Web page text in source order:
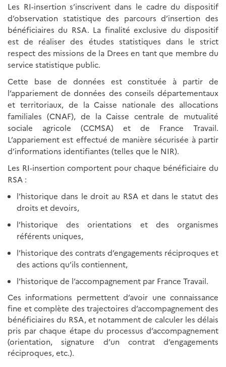
Les RI-insertion s’inscrivent dans le cadre du dispositif
d’observation statistique des parcours d’insertion des
bénéficiaires du RSA. La finalité exclusive du dispositif
est de réaliser des études statistiques dans le strict
respect des missions de la Drees en tant que membre du
service statistique public.
Cette base de données est constituée à partir de
l’appariement de données des conseils départementaux
et territoriaux, de la Caisse nationale des allocations
familiales (CNAF), de la Caisse centrale de mutualité
sociale agricole (CCMSA) et de France Travail.
L’appariement est effectué de manière sécurisée à partir
d’informations identifiantes (telles que le NIR).
Les RI-insertion comportent pour chaque bénéficiaire du
RSA :
l’historique dans le droit au RSA et dans le statut des
droits et devoirs,
l’historique des orientations et des organismes
référents uniques,
l’historique des contrats d’engagements réciproques et
des actions qu’ils contiennent,
l’historique de l’accompagnement par France Travail.
Ces informations permettent d’avoir une connaissance
fine et complète des trajectoires d’accompagnement des
bénéficiaires du RSA, et notamment de calculer les délais
pris par chaque étape du processus d’accompagnement
(orientation, signature d’un contrat d’engagements
réciproques, etc.).